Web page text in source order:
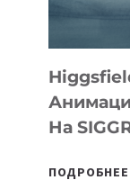
На
ПОДРОБНЕЕ